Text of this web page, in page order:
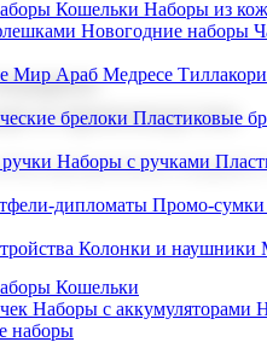
Кошельки Наборы из
Новогодние наборы
Мир Араб Медресе Тиллакори
брелоки Пластиковые
Наборы с ручками
дипломаты Промо-сумки
Колонки и наушники
и производство
корпоративных подарков
Кошельки
Наборы с аккумуляторами
наборы